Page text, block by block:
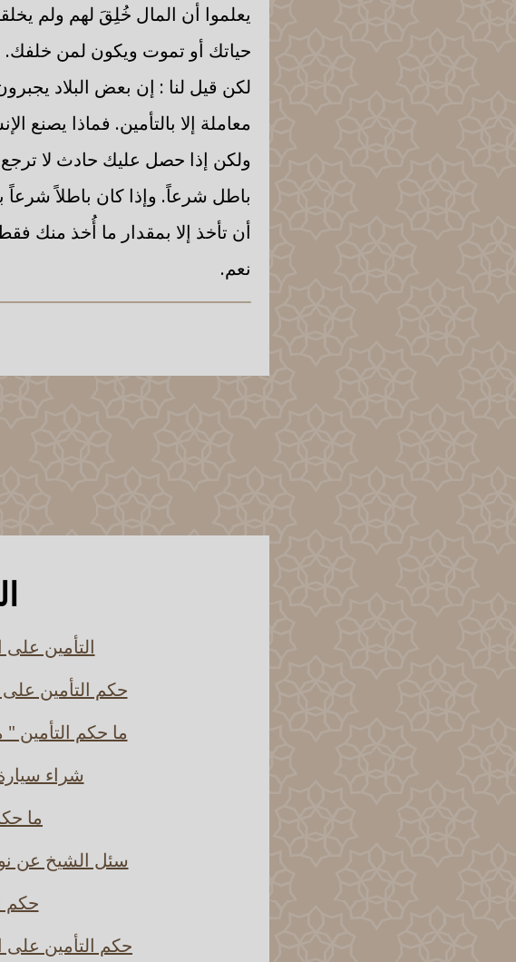
يعلموا أن المال خُلِقَ لهم ولم
حياتك أو تموت ويكون لمن خلفك.
لكن قيل لنا : إن بعض البلاد
معاملة إلا بالتأمين. فماذا
ولكن إذا حصل عليك حادث لا ترجع
باطل شرعاً. وإذا كان باطلاً شرعاً
أن تأخذ إلا بمقدار ما أُخذ منك
نعم.
التأمين
حكم التأمين على
ما حكم التأمين
شراء
ما
سئل الشيخ عن
حكم
حكم التأمين على